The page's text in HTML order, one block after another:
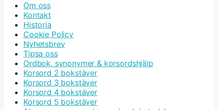
Om oss
Kontakt
Historia
Cookie Policy
Nyhetsbrev
Tipsa oss
Ordbok, synonymer & korsordshjälp
Korsord 2 bokstäver
Korsord 3 bokstäver
Korsord 4 bokstäver
Korsord 5 bokstäver